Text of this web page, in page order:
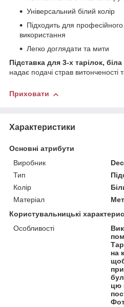
Універсальний білий колір
Підходить для
використання
Легко доглядати та мити
Підставка для 3-х тарілок, біла
надає подачі страв витонченості
Приховати
Характеристики
Основні атрибути
Виробник
Тип
Колір
Матеріал
Користувальницькі
Особливості
на
цю